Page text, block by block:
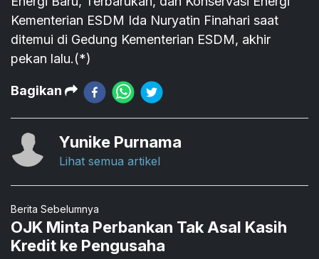
Kementerian ESDM Ida Nuryatin Finahari saat
ditemui di Gedung Kementerian ESDM, akhir
pekan lalu.(*)
Bagikan
Yunike Purnama
Lihat semua artikel
Berita Sebelumnya
OJK Minta Perbankan Tak Asal Kasih
Kredit ke Pengusaha